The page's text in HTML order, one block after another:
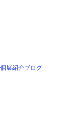
展紹介ブログ